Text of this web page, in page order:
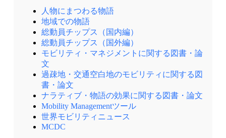
リスクがあるにも関わらず、そういったリスク
をどのように最小化するかの検討がないまま、
妄信的にオンデマンドサービスを取り上げるの
は安直と言わざるを得ない。 自動運転のバス
についても、その場所になぜ必要なのか、有人
（通常のバス、レベル2自動運転のバス等）の
バスではなぜいけないのか、十分な説明がな
く、また実験開始後に利用者を確保できていな
い例が多い。 ④模倣実験ではなく独自仮説で実
験する 前項にもつながるが、検証すべき仮説
のない実験は慎むべきである。他地域ですでに
検証されている仮説の検証を繰り返す必然性は
どこにもない。先行事例の状況から仮説検証の
必要がない場合には、すぐに本格実施に向けて
取り組めばよいだけである。 ここで、仮説検
あり、州や自治体が得られる税収もわずかであ
ること、また道路交通の数パーセントしかない
ライドシェアがわずかに減少しても、交通渋滞
への影響は大きくないことを踏まえ、税の役割
自体についても再考するよう提言しています。
シカゴのライドシェアに対する課税措置の例
（出展①） ポイント 米国の行政機関では、ラ
イドシェア等の新しいモビリティサービスにつ
いても、そのサービスが都市が将来目指す姿の
実現に対してどのように貢献するかが今もなお
活発に議論されています。 その結果として、交
通渋滞の悪化など、都市にとって望ましくない
方向の変化を加速させると想定される場合に
は、課税措置といった形で、行政が供給量をコ
ントロールし、その収入を公共交通機関などの
人物にまつわる物語
地域での物語
総動員チップス（国内編）
総動員チップス（国外編）
モビリティ・マネジメントに関する図書・論
文
過疎地・交通空白地のモビリティに関する図
書・論文
ナラティブ・物語の効果に関する図書・論文
Mobility Managementツール
世界モビリティニュース
MCDC